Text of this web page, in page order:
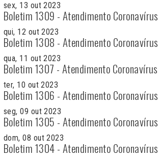
sex, 13 out 2023
Boletim 1309 - Atendimento Coronavírus
qui, 12 out 2023
Boletim 1308 - Atendimento Coronavírus
qua, 11 out 2023
Boletim 1307 - Atendimento Coronavírus
ter, 10 out 2023
Boletim 1306 - Atendimento Coronavírus
seg, 09 out 2023
Boletim 1305 - Atendimento Coronavírus
dom, 08 out 2023
Boletim 1304 - Atendimento Coronavírus